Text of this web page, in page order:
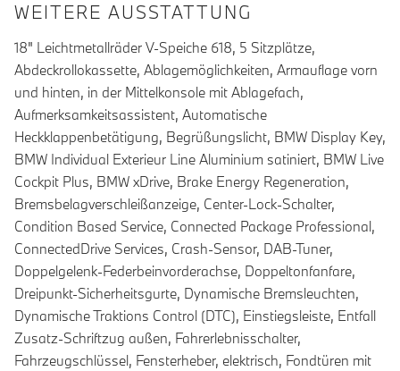
WEITERE AUSSTATTUNG
18" Leichtmetallräder V-Speiche 618, 5 Sitzplätze,
Abdeckrollokassette, Ablagemöglichkeiten, Armauflage vorn
und hinten, in der Mittelkonsole mit Ablagefach,
Aufmerksamkeitsassistent, Automatische
Heckklappenbetätigung, Begrüßungslicht, BMW Display Key,
BMW Individual Exterieur Line Aluminium satiniert, BMW Live
Cockpit Plus, BMW xDrive, Brake Energy Regeneration,
Bremsbelagverschleißanzeige, Center-Lock-Schalter,
Condition Based Service, Connected Package Professional,
ConnectedDrive Services, Crash-Sensor, DAB-Tuner,
Doppelgelenk-Federbeinvorderachse, Doppeltonfanfare,
Dreipunkt-Sicherheitsgurte, Dynamische Bremsleuchten,
Dynamische Traktions Control (DTC), Einstiegsleiste, Entfall
Zusatz-Schriftzug außen, Fahrerlebnisschalter,
Fahrzeugschlüssel, Fensterheber, elektrisch, Fondtüren mit